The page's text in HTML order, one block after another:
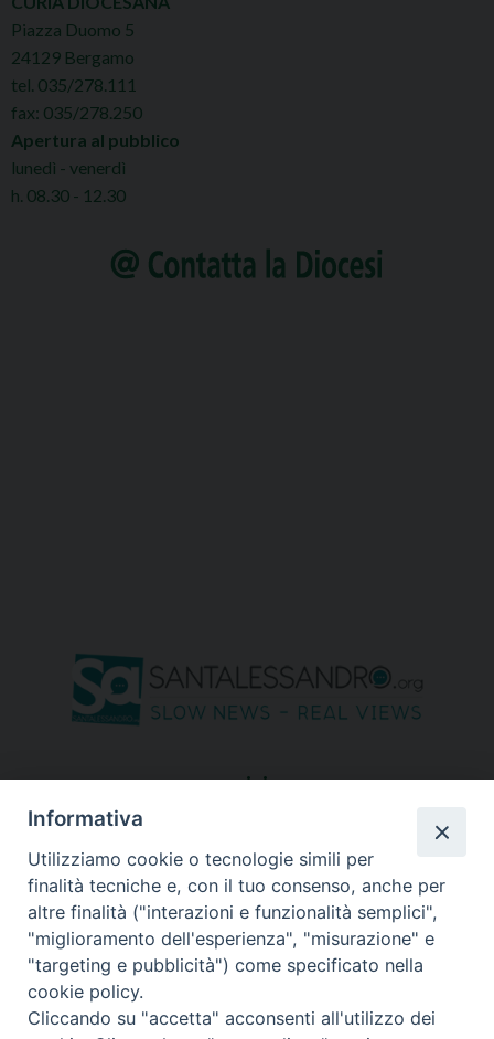
Piazza Duomo 5
24129 Bergamo
tel. 035/278.111
fax: 035/278.250
Apertura al pubblico
lunedì - venerdì
h. 08.30 - 12.30
seguici su
Informativa
Utilizziamo cookie o tecnologie simili per
finalità tecniche e, con il tuo consenso, anche per
altre finalità ("interazioni e funzionalità semplici",
"miglioramento dell'esperienza", "misurazione" e
"targeting e pubblicità") come specificato nella
cookie policy.
Cliccando su "accetta" acconsenti all'utilizzo dei